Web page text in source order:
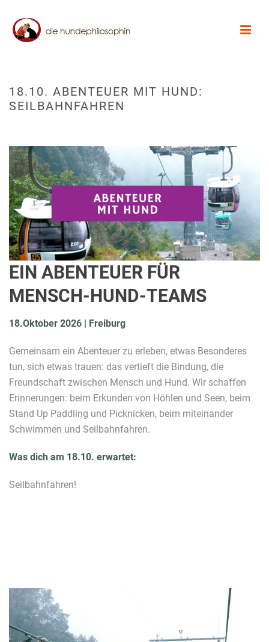
18.10. ABENTEUER MIT HUND:
SEILBAHNFAHREN
EIN ABENTEUER FÜR
MENSCH-HUND-TEAMS
18.Oktober 2026 | Freiburg
Gemeinsam ein Abenteuer zu erleben, etwas Besonderes
tun, sich etwas trauen: das vertieft die Bindung, die
Freundschaft zwischen Mensch und Hund. Wir schaffen
Erinnerungen: beim Erkunden von Höhlen und Seen, beim
Stand Up Paddling und Picknicken, beim miteinander
Schwimmen und Seilbahnfahren.
Was dich am 18.10. erwartet:
Seilbahnfahren!